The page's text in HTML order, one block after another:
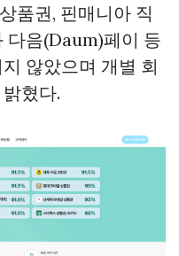
품권, 핀매니아 직
다음(Daum)페이 등
않았으며 개별 회
혔다.